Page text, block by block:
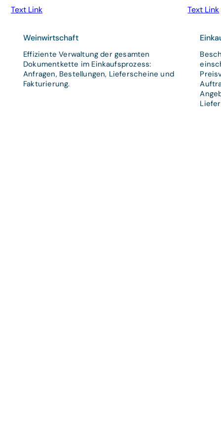
Text Link
Weinwirtschaft
Effiziente Verwaltung der gesamten
Dokumentkette im Einkaufsprozess:
Anfragen, Bestellungen, Lieferscheine und
Fakturierung.
Text Link